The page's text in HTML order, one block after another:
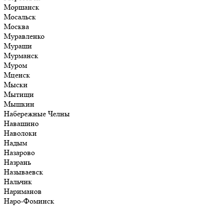
Моршанск
Мосальск
Москва
Муравленко
Мураши
Мурманск
Муром
Мценск
Мыски
Мытищи
Мышкин
Набережные Челны
Навашино
Наволоки
Надым
Назарово
Назрань
Называевск
Нальчик
Нариманов
Наро-Фоминск